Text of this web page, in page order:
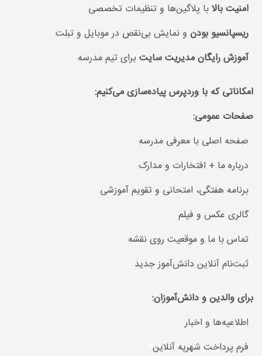
امنیت بالابا پلاگین‌ها و تنظیمات تخصصی
ریسپانسیو بودن و نمایش بی‌نقص در موبایل و تبلت
آموزش رایگان مدیریت سایتبرای تیم مدرسه
امکاناتی که با وردپرس پیاده‌سازی می‌کنیم:
صفحات عمومی:
صفحه اصلی با معرفی مدرسه
درباره ما + افتخارات و مدارک
برنامه هفتگی، امتحانی و تقویم آموزشی
گالری عکس و فیلم
تماس با ما و موقعیت روی نقشه
ثبت‌نام آنلاین دانش‌آموز جدید
برای والدین و دانش‌آموزان:
اطلاعیه‌ها و اخبار
فرم پرداخت شهریه آنلاین